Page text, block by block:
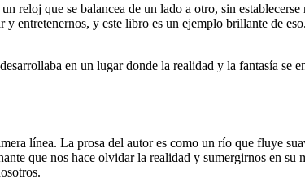
reloj que se balancea de un lado a otro, sin establecerse
entretenernos, y este libro es un ejemplo brillante de
en un lugar donde la realidad y la fantasía se
línea. La prosa del autor es como un río que fluye
que nos hace olvidar la realidad y sumergirnos en su